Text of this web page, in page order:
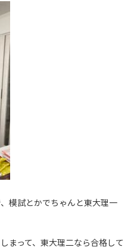
模試とかでちゃんと東大理一
まって、東大理二なら合格して